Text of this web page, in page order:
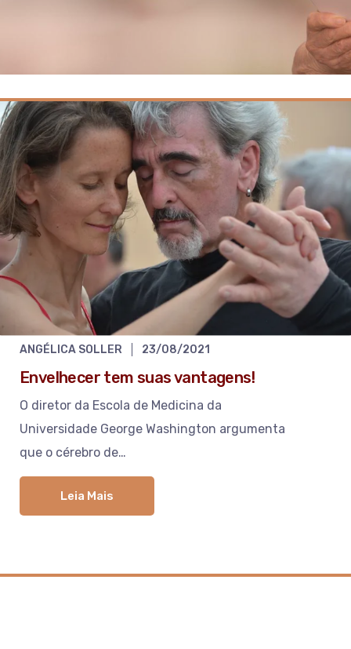
ANGÉLICA SOLLER 23/08/2021
Envelhecer tem suas vantagens!
O diretor da Escola de Medicina da
Universidade George Washington argumenta
que o cérebro de…
Leia Mais